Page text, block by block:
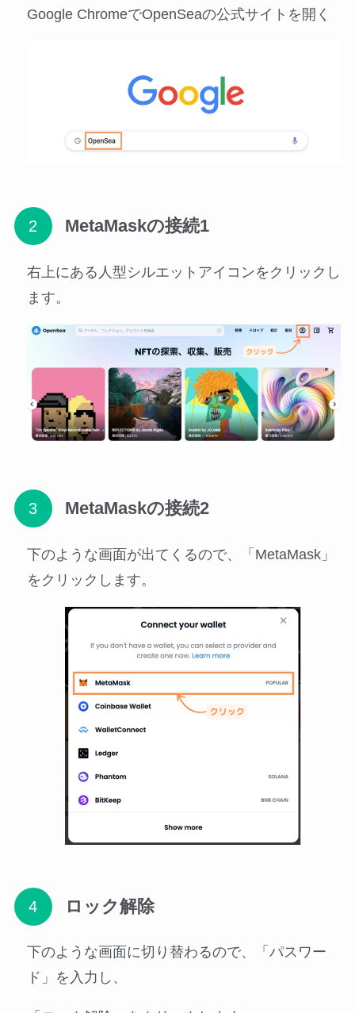
Google ChromeでOpenSeaの公式サイトを開く
MetaMaskの接続1
右上にある人型シルエットアイコンをクリックし
ます。
MetaMaskの接続2
下のような画面が出てくるので、「MetaMask」
をクリックします。
ロック解除
下のような画面に切り替わるので、「パスワー
ド」を入力し、